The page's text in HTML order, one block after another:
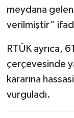
meydana gelen
verilmiştir”
RTÜK ayrıca,
çerçevesinde
kararına
vurguladı.